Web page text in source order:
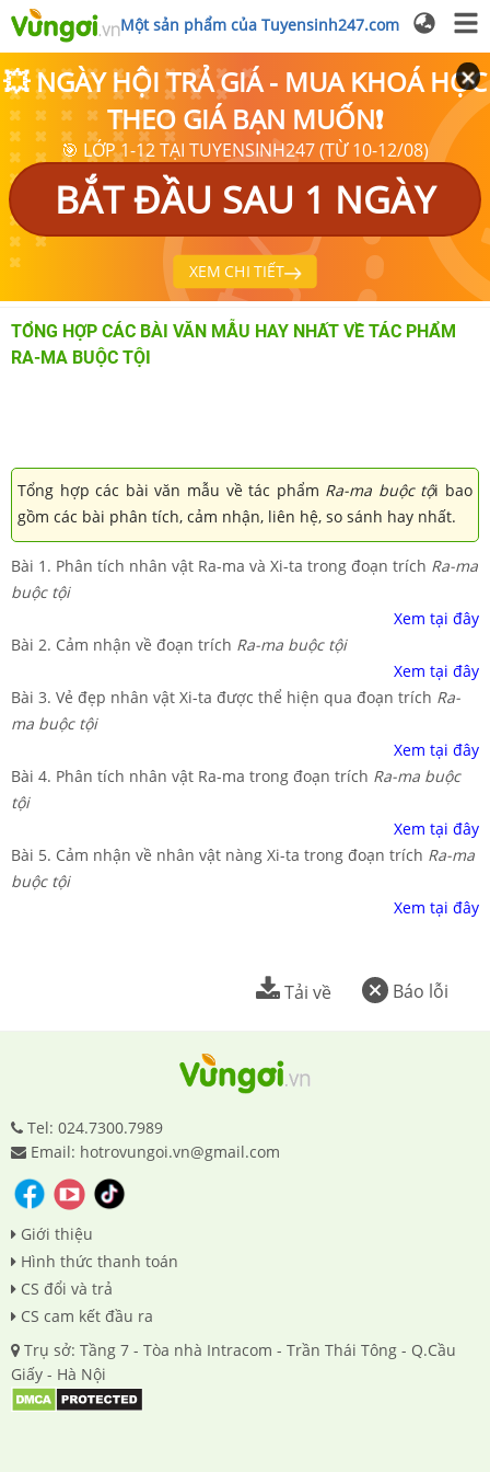
Một sản phẩm của Tuyensinh247.com
💥 NGÀY HỘI TRẢ GIÁ - MUA KHOÁ HỌC
THEO GIÁ BẠN MUỐN❗
🎯 LỚP 1-12 TẠI TUYENSINH247 (TỪ 10-12/08)
BẮT ĐẦU SAU 1 NGÀY
XEM CHI TIẾT
TỔNG HỢP CÁC BÀI VĂN MẪU HAY NHẤT VỀ TÁC PHẨM
RA-MA BUỘC TỘI
Tổng hợp các bài văn mẫu về tác phẩm Ra-ma buộc tội bao
gồm các bài phân tích, cảm nhận, liên hệ, so sánh hay nhất.
Bài 1. Phân tích nhân vật Ra-ma và Xi-ta trong đoạn trích Ra-ma
buộc tội
Xem tại đây
Bài 2. Cảm nhận về đoạn trích Ra-ma buộc tội
Xem tại đây
Bài 3. Vẻ đẹp nhân vật Xi-ta được thể hiện qua đoạn trích Ra-
ma buộc tội
Xem tại đây
Bài 4. Phân tích nhân vật Ra-ma trong đoạn trích Ra-ma buộc
tội
Xem tại đây
Bài 5. Cảm nhận về nhân vật nàng Xi-ta trong đoạn trích Ra-ma
buộc tội
Xem tại đây
Báo lỗi
Tải về
Tel: 024.7300.7989
Email: hotrovungoi.vn@gmail.com
Giới thiệu
Hình thức thanh toán
CS đổi và trả
CS cam kết đầu ra
Trụ sở: Tầng 7 - Tòa nhà Intracom - Trần Thái Tông - Q.Cầu
Giấy - Hà Nội